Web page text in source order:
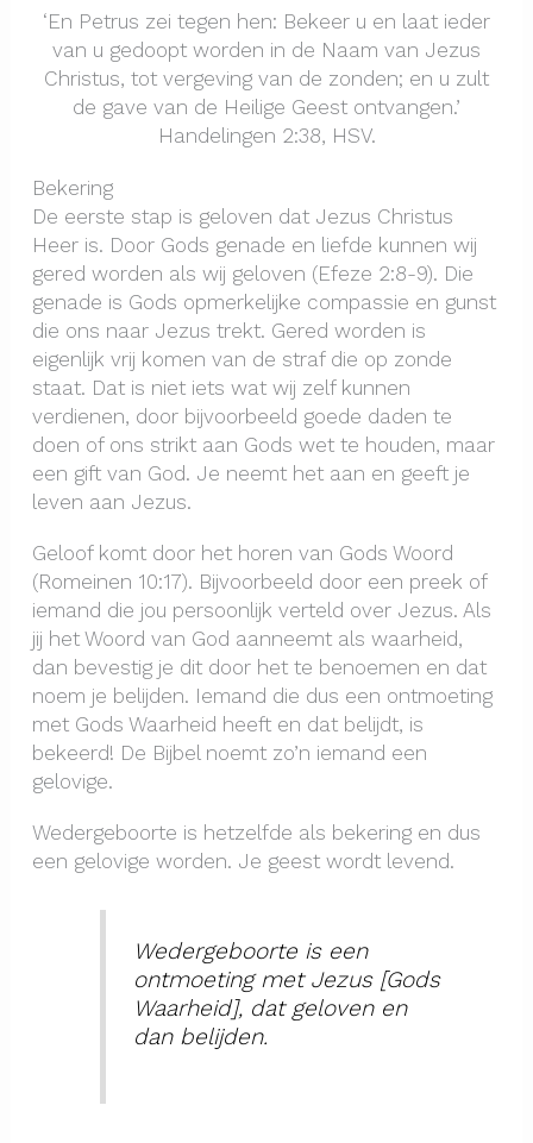
‘En Petrus zei tegen hen: Bekeer u en laat ieder
van u gedoopt worden in de Naam van Jezus
Christus, tot vergeving van de zonden; en u zult
de gave van de Heilige Geest ontvangen.’
Handelingen 2:38, HSV.
Bekering
De eerste stap is geloven dat Jezus Christus
Heer is. Door Gods genade en liefde kunnen wij
gered worden als wij geloven (Efeze 2:8-9). Die
genade is Gods opmerkelijke compassie en gunst
die ons naar Jezus trekt. Gered worden is
eigenlijk vrij komen van de straf die op zonde
staat. Dat is niet iets wat wij zelf kunnen
verdienen, door bijvoorbeeld goede daden te
doen of ons strikt aan Gods wet te houden, maar
een gift van God. Je neemt het aan en geeft je
leven aan Jezus.
Geloof komt door het horen van Gods Woord
(Romeinen 10:17). Bijvoorbeeld door een preek of
iemand die jou persoonlijk verteld over Jezus. Als
jij het Woord van God aanneemt als waarheid,
dan bevestig je dit door het te benoemen en dat
noem je belijden. Iemand die dus een ontmoeting
met Gods Waarheid heeft en dat belijdt, is
bekeerd! De Bijbel noemt zo’n iemand een
gelovige.
Wedergeboorte is hetzelfde als bekering en dus
een gelovige worden. Je geest wordt levend.
Wedergeboorte is een
ontmoeting met Jezus [Gods
Waarheid], dat geloven en
dan belijden.